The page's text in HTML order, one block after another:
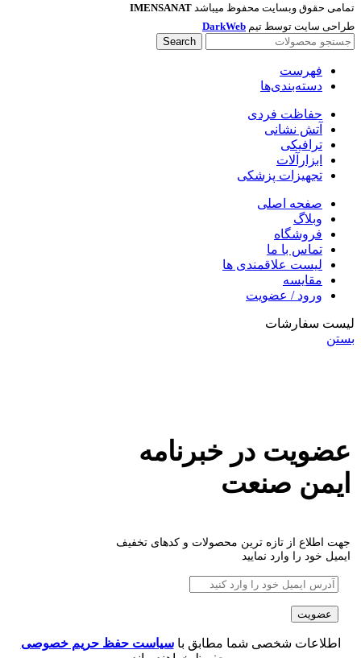
تمامی حقوق وبسایت محفوظ میباشد IMENSANAT
طراحی سایت توسط تیم DarkWeb
Search
فهرست
دسته‌بندی‌ها
حفاظت فردی
آتش نشانی
ترافیکی
ابزارآلات
تجهیزات پزشکی
صفحه اصلی
وبلاگ
فروشگاه
تماس با ما
لیست علاقمندی ها
مقایسه
ورود / عضویت
لیست سفارشات
بستن
عضویت در خبرنامه
ایمن صنعت
جهت اطلاع از تازه ترین محصولات و کدهای تخفیف
ایمیل خود را وارد نمایید
اطلاعات شخصی شما مطابق باسیاست حفظ حریم خصوصی